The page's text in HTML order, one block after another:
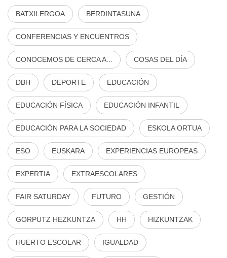
BATXILERGOA BERDINTASUNA
CONFERENCIAS Y ENCUENTROS
CONOCEMOS DE CERCA A... COSAS DEL DÍA
DBH DEPORTE EDUCACIÓN
EDUCACIÓN FÍSICA EDUCACIÓN INFANTIL
EDUCACIÓN PARA LA SOCIEDAD ESKOLA ORTUA
ESO EUSKARA EXPERIENCIAS EUROPEAS
EXPERTIA EXTRAESCOLARES
FAIR SATURDAY FUTURO GESTIÓN
GORPUTZ HEZKUNTZA HH HIZKUNTZAK
HUERTO ESCOLAR IGUALDAD